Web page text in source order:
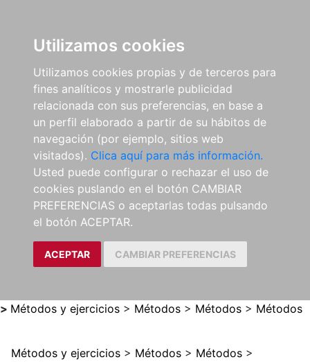
Utilizamos cookies
Utilizamos cookies propias y de terceros para
fines analíticos y mostrarle publicidad
relacionada con sus preferencias, en base a
un perfil elaborado a partir de su hábitos de
navegación (por ejemplo, sitios web
visitados). Clica aquí para más información.
Usted puede configurar o rechazar el uso de
cookies puslando en el botón CAMBIAR
PREFERENCIAS o aceptarlas todas pulsando
el botón ACEPTAR.
ACEPTAR CAMBIAR PREFERENCIAS
> Métodos y ejercicios > Métodos > Métodos > Métodos
Métodos y ejercicios > Métodos > Métodos >